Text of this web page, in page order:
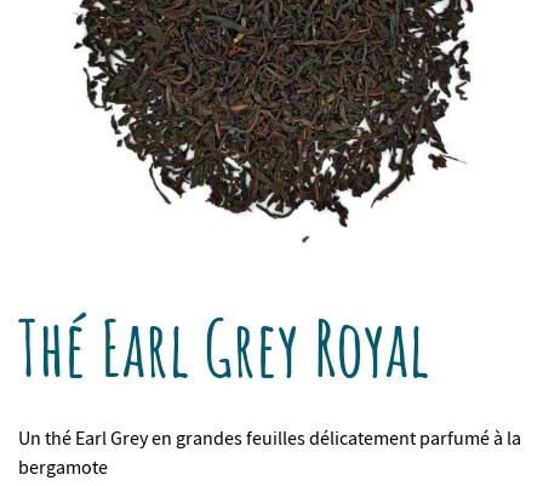
Thé Earl Grey Royal
Un thé Earl Grey en grandes feuilles délicatement parfumé à la
bergamote